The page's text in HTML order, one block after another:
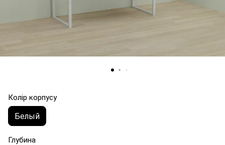
Колір корпусу
Белый
Глубина